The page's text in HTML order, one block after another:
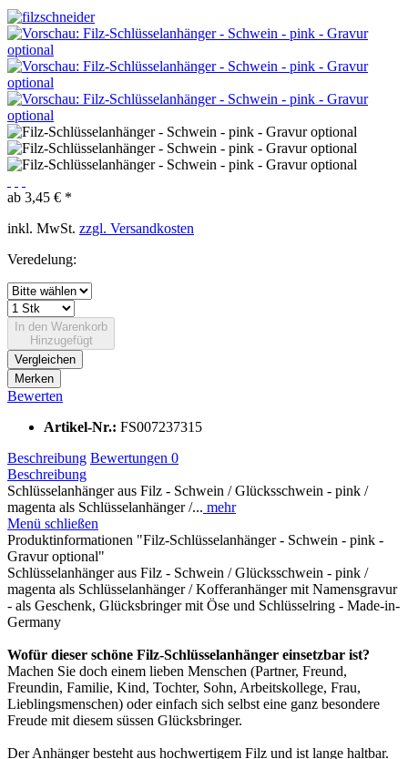
ab 3,45 € *
inkl. MwSt. zzgl. Versandkosten
Veredelung:
In den Warenkorb
Hinzugefügt
Vergleichen
Merken
Bewerten
Artikel-Nr.: FS007237315
Beschreibung Bewertungen 0
Beschreibung
Schlüsselanhänger aus Filz - Schwein / Glücksschwein - pink /
magenta als Schlüsselanhänger /... mehr
Menü schließen
Produktinformationen "Filz-Schlüsselanhänger - Schwein - pink -
Gravur optional"
Schlüsselanhänger aus Filz - Schwein / Glücksschwein - pink /
magenta als Schlüsselanhänger / Kofferanhänger mit Namensgravur
- als Geschenk, Glücksbringer mit Öse und Schlüsselring - Made-in-
Germany
Wofür dieser schöne Filz-Schlüsselanhänger einsetzbar ist?
Machen Sie doch einem lieben Menschen (Partner, Freund,
Freundin, Familie, Kind, Tochter, Sohn, Arbeitskollege, Frau,
Lieblingsmenschen) oder einfach sich selbst eine ganz besondere
Freude mit diesem süssen Glücksbringer.
Der Anhänger besteht aus hochwertigem Filz und ist lange haltbar.